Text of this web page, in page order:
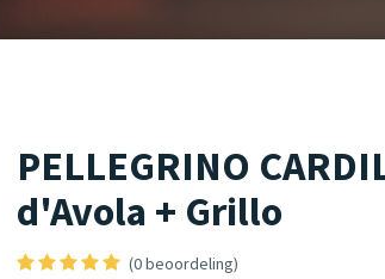
PELLEGRINO
d'Avola + Grillo
(0 beoordeling)